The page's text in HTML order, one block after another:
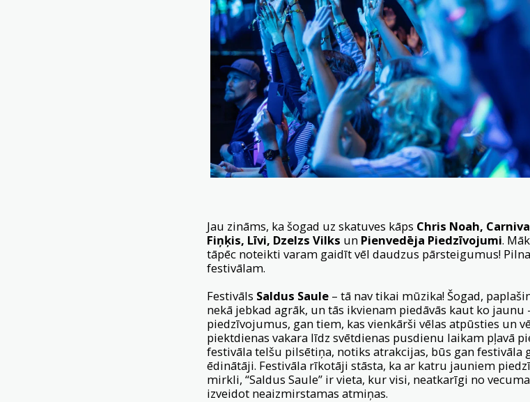
Jau zināms, ka šogad uz skatuves kāps Chris Noah,
Fiņķis, Līvi, Dzelzs Vilks un Pienvedēja Piedzīvojumi.
tāpēc noteikti varam gaidīt vēl daudzus pārsteigumus!
festivālam.
Festivāls Saldus Saule – tā nav tikai mūzika! Šogad,
nekā jebkad agrāk, un tās ikvienam piedāvās kaut ko
piedzīvojumus, gan tiem, kas vienkārši vēlas atpūsties un
piektdienas vakara līdz svētdienas pusdienu laikam pļavā
festivāla telšu pilsētiņa, notiks atrakcijas, būs gan festivāla
ēdinātāji. Festivāla rīkotāji stāsta, ka ar katru jauniem
mirkli, “Saldus Saule” ir vieta, kur visi, neatkarīgi no
izveidot neaizmirstamas atmiņas.